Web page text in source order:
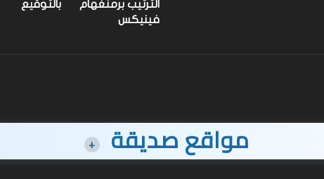
الأثقال
الأثقال
الترتيب برمنغهام
فينيكس
بالتوقيع
مواقع صديقة +